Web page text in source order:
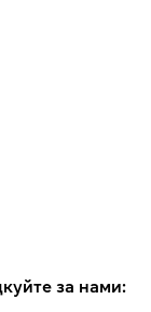
за нами: